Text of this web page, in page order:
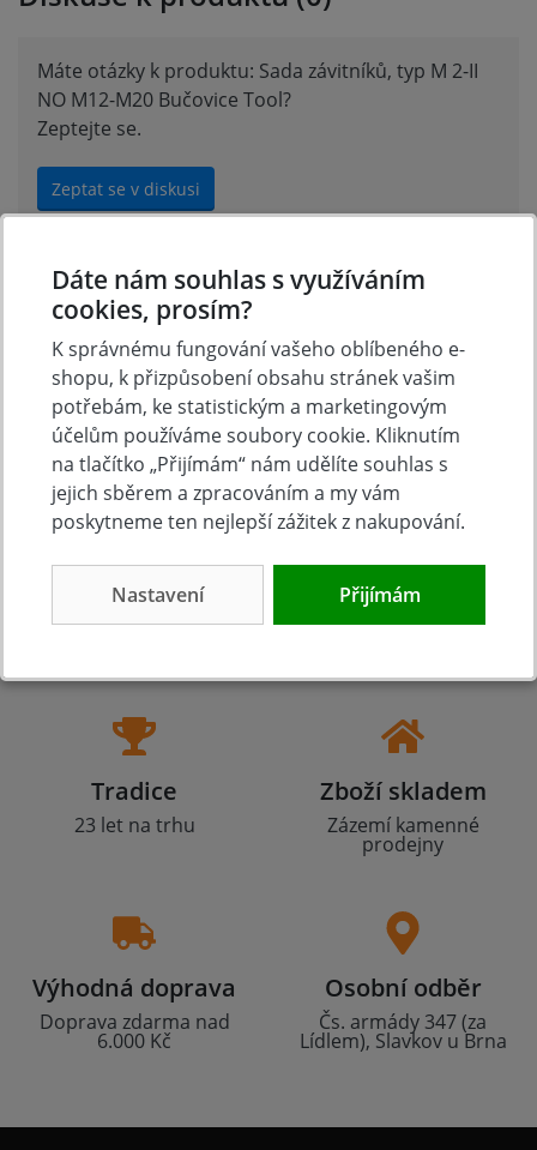
Máte otázky k produktu: Sada závitníků, typ M 2-II
NO M12-M20 Bučovice Tool?
Zeptejte se.
Zeptat se v diskusi
Hodnocení produktu
Přidejte vlastní hodnocení produktu a pomožte tak
dalším nakupujícím.
Hodnoťte.
Přidat vlastní hodnocení
Tradice
23 let na trhu
Zboží skladem
Zázemí kamenné
prodejny
Výhodná doprava
Doprava zdarma nad
6.000 Kč
Osobní odběr
Čs. armády 347 (za
Lídlem), Slavkov u Brna
Dáte nám souhlas s využíváním
cookies, prosím?
K správnému fungování vašeho oblíbeného e-
shopu, k přizpůsobení obsahu stránek vašim
potřebám, ke statistickým a marketingovým
účelům používáme soubory cookie. Kliknutím
na tlačítko „Přijímám“ nám udělíte souhlas s
jejich sběrem a zpracováním a my vám
poskytneme ten nejlepší zážitek z nakupování.
Nastavení Přijímám